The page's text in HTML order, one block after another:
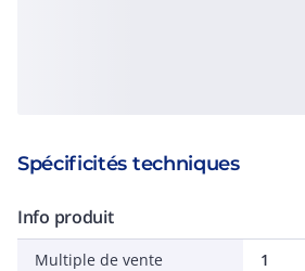
Spécificités techniques
Info produit
Multiple de vente 1